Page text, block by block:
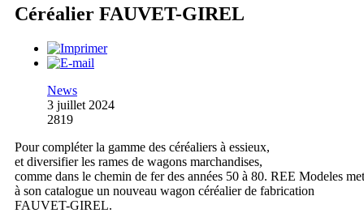
Céréalier FAUVET-GIREL
News
3 juillet 2024
2819
Pour compléter la gamme des céréaliers à essieux,
et diversifier les rames de wagons marchandises,
comme dans le chemin de fer des années 50 à 80. REE Modeles met
à son catalogue un nouveau wagon céréalier de fabrication
FAUVET-GIREL.